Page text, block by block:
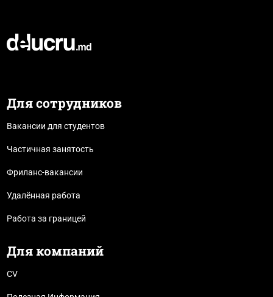
Для сотрудников
Вакансии для студентов
Частичная занятость
Фриланс-вакансии
Удалённая работа
Работа за границей
Для компаний
CV